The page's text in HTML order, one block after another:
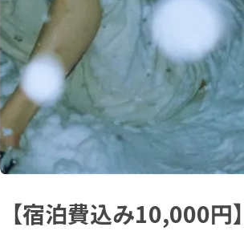
【宿泊費込み10,000